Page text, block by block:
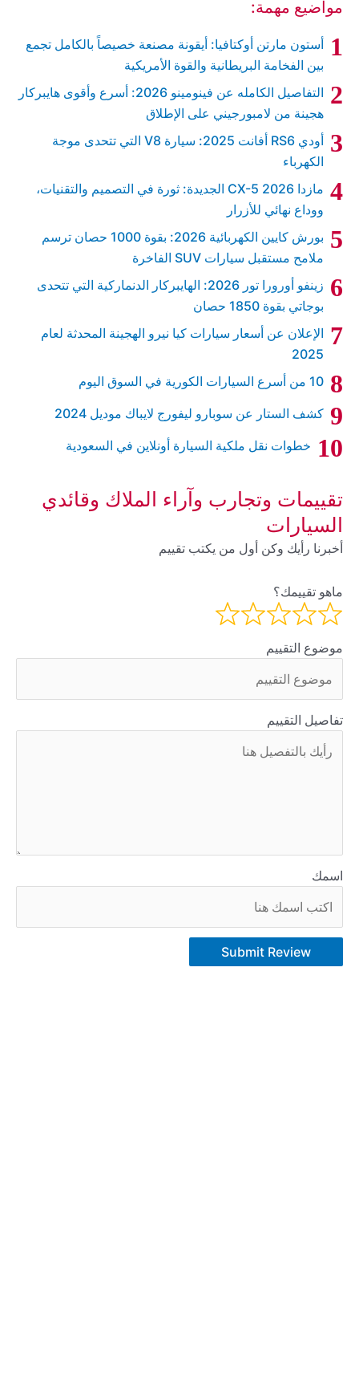
مواضيع مهمة:
أستون مارتن أوكتافيا: أيقونة مصنعة خصيصاً بالكامل تجمع
بين الفخامة البريطانية والقوة الأمريكية
التفاصيل الكامله عن فينومينو 2026: أسرع وأقوى هايبركار
هجينة من لامبورجيني على الإطلاق
أودي RS6 أفانت 2025: سيارة V8 التي تتحدى موجة
الكهرباء
مازدا CX-5 2026 الجديدة: ثورة في التصميم والتقنيات،
ووداع نهائي للأزرار
بورش كايين الكهربائية 2026: بقوة 1000 حصان ترسم
ملامح مستقبل سيارات SUV الفاخرة
زينفو أورورا تور 2026: الهايبركار الدنماركية التي تتحدى
بوجاتي بقوة 1850 حصان
الإعلان عن أسعار سيارات كيا نيرو الهجينة المحدثة لعام
2025
10 من أسرع السيارات الكورية في السوق اليوم
كشف الستار عن سوبارو ليفورج لايباك موديل 2024
خطوات نقل ملكية السيارة أونلاين في السعودية
تقييمات وتجارب وآراء الملاك وقائدي
السيارات
أخبرنا رأيك وكن أول من يكتب تقييم
ماهو تقييمك؟
موضوع التقييم
تفاصيل التقييم
اسمك
Submit Review